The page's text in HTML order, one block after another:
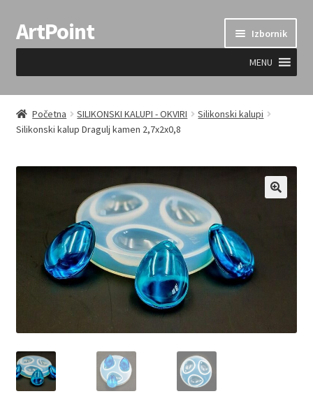
Preskoči
na
Skoči
do
ArtPoint Izbornik
MENU
Uvjeti prodaje
Početna SILIKONSKI KALUPI - OKVIRI
Silikonski kalupi
Silikonski kalup Dragulj kamen 2,7x2x0,8